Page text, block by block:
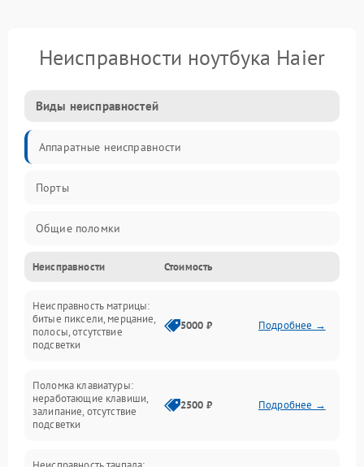
Неисправности ноутбука Haier
Виды неисправностей
Аппаратные неисправности
Порты
Общие поломки
Устройства
Программные ошибки
Электрические и системные сбои
Интерфейсные проблемы
Батарея
Неисправности Стоимость
Неисправность матрицы:
битые пиксели, мерцание,
полосы, отсутствие
подсветки
5000 ₽ Подробнее →
Поломка клавиатуры:
неработающие клавиши,
залипание, отсутствие
подсветки
2500 ₽ Подробнее →